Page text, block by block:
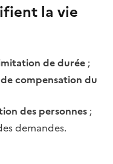
la vie
de durée ;
compensation du
des personnes ;
demandes.